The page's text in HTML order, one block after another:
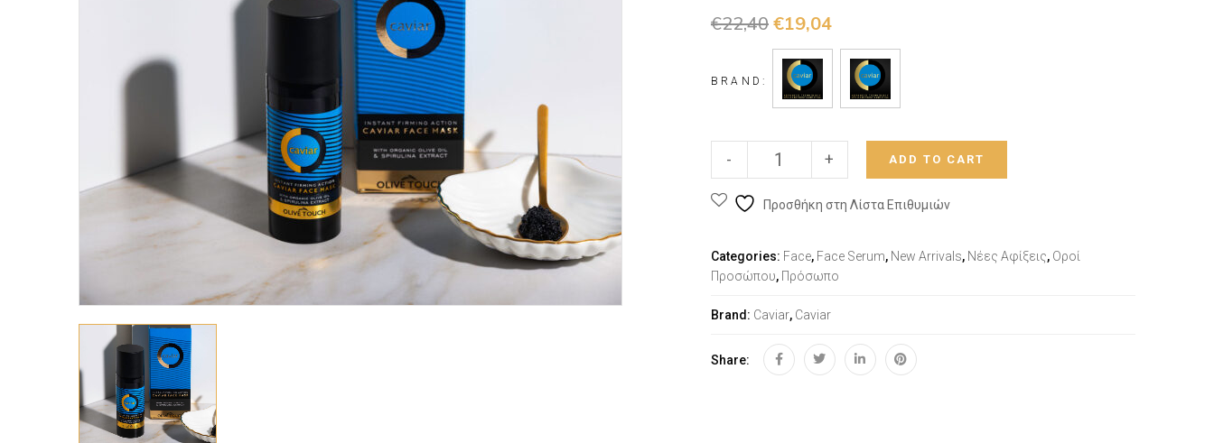
€22,40 €19,04
BRAND:
+
- ADD TO CART
Προσθήκη στη Λίστα Επιθυμιών
Categories: Face, Face Serum, New Arrivals, Νέες Αφίξεις, Οροί
Προσώπου, Πρόσωπο
Brand: Caviar, Caviar
Share: